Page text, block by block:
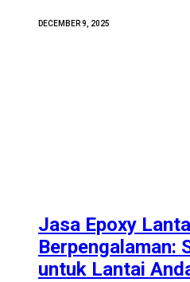
DECEMBER 9, 2025
Jasa Epoxy
Berpengalaman:
untuk Lantai